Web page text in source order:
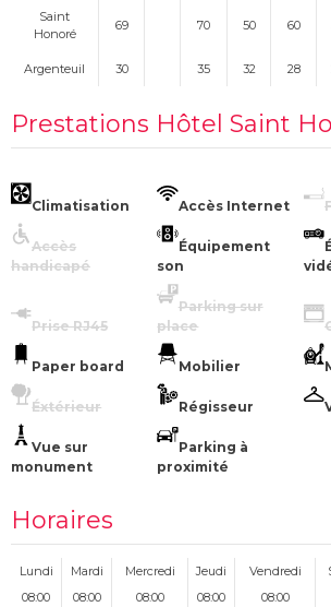
Saint
Honoré
69 70 50 60
Argenteuil 30 35 32 28
Prestations Hôtel Saint
Climatisation Accès Internet
Accès
handicapé
Équipement
son
Prise RJ45
Parking sur
place
Paper board Mobilier
Éxtérieur Régisseur
Vue sur
monument
Parking à
proximité
Horaires
Lundi Mardi Mercredi Jeudi Vendredi
08:00
08:00 08:00 08:00 08:00